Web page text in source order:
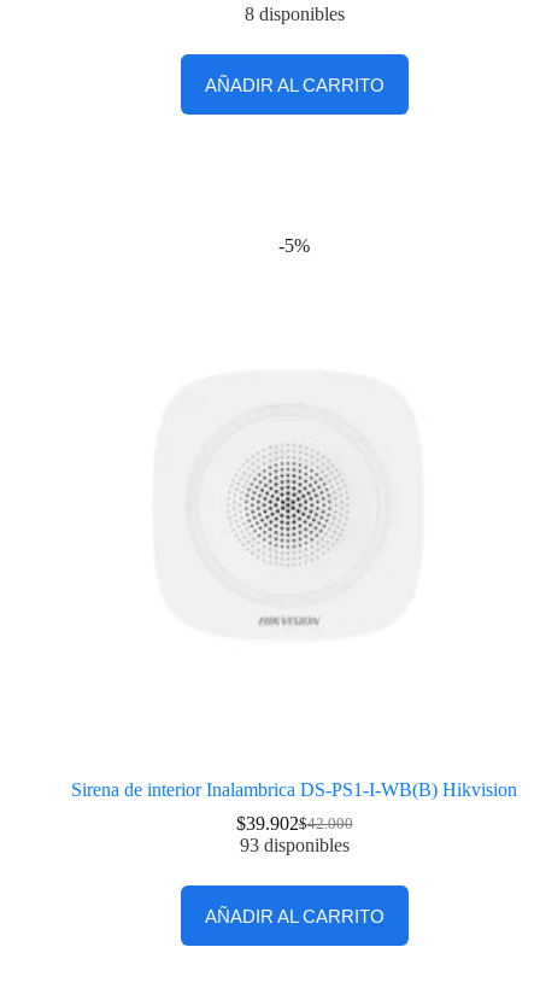
8 disponibles
AÑADIR AL CARRITO
-5%
Sirena de interior Inalambrica DS-PS1-I-WB(B) Hikvision
$42.000
$39.902
93 disponibles
AÑADIR AL CARRITO